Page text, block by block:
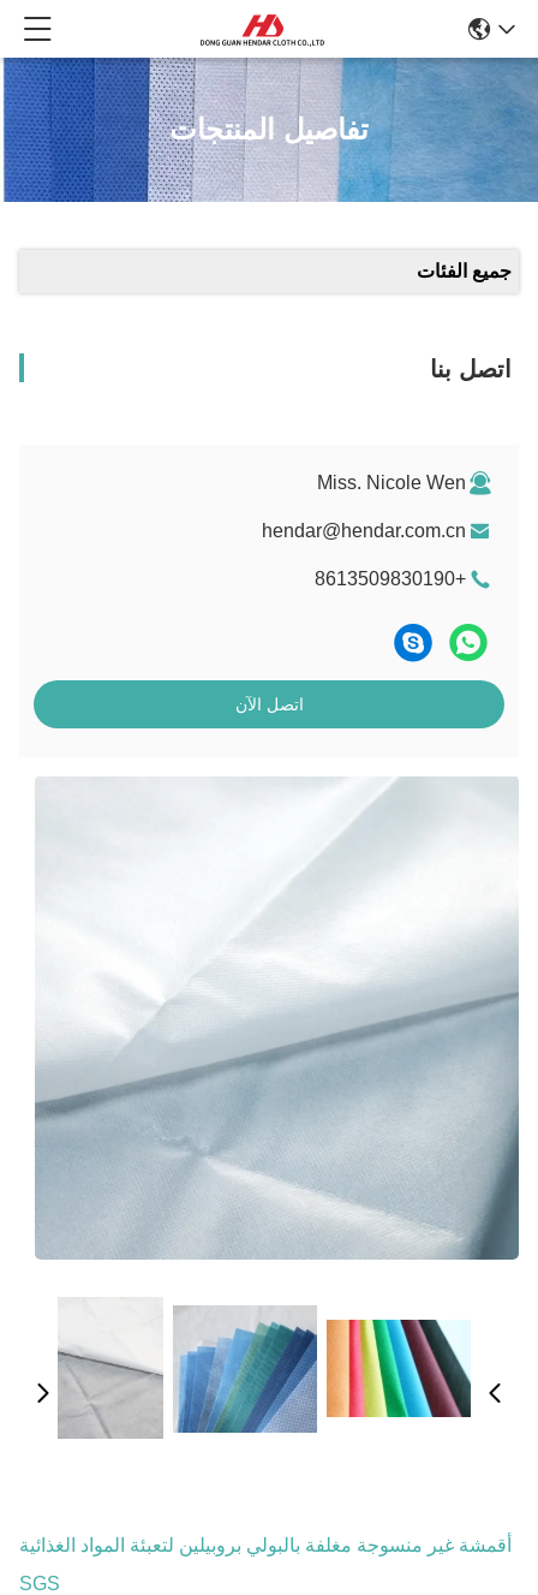
تفاصيل المنتجات
جميع الفئات
اتصل بنا
Miss. Nicole Wen
hendar@hendar.com.cn
+8613509830190
اتصل الآن
أقمشة غير منسوجة مغلفة بالبولي بروبيلين لتعبئة المواد الغذائية
SGS